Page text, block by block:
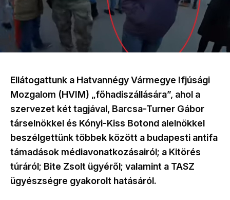
Ellátogattunk a Hatvannégy Vármegye Ifjúsági
Mozgalom (HVIM) „főhadiszállására”, ahol a
szervezet két tagjával, Barcsa-Turner Gábor
társelnökkel és Kónyi-Kiss Botond alelnökkel
beszélgettünk többek között a budapesti antifa
támadások médiavonatkozásairól; a Kitörés
túráról; Bite Zsolt ügyéről; valamint a TASZ
ügyészségre gyakorolt hatásáról.